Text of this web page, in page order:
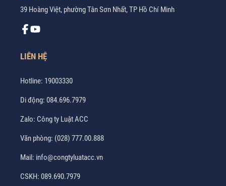
39 Hoàng Việt, phường Tân Sơn Nhất, TP Hồ Chí Minh
LIÊN HỆ
Hotline: 19003330
Di động: 084.696.7979
Zalo: Công ty Luật ACC
Văn phòng: (028) 777.00.888
Mail: info@congtyluatacc.vn
CSKH: 089.690.7979